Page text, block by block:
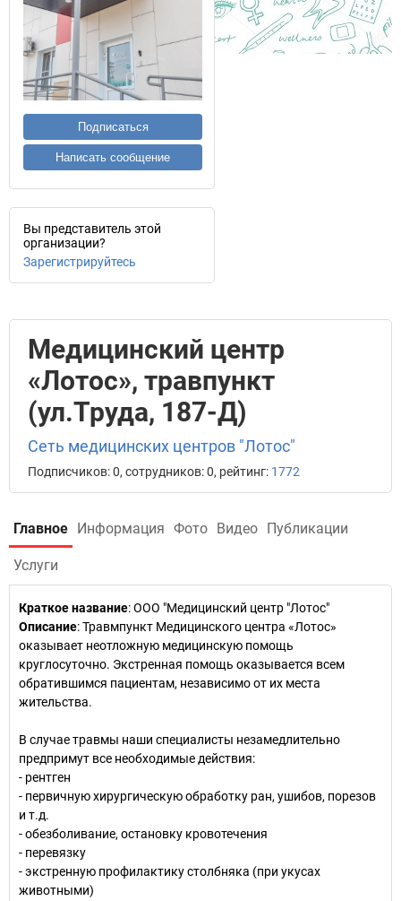
Подписаться
Написать сообщение
Вы представитель этой
организации?
Зарегистрируйтесь
Медицинский центр
«Лотос», травпункт
(ул.Труда, 187-Д)
Сеть медицинских центров "Лотос"
Подписчиков: 0, сотрудников: 0, рейтинг: 1772
Главное Информация Фото Видео Публикации
Услуги
Краткое название:ООО "Медицинский центр "Лотос"
Описание: Травмпункт Медицинского центра «Лотос»
оказывает неотложную медицинскую помощь
круглосуточно. Экстренная помощь оказывается всем
обратившимся пациентам, независимо от их места
жительства.
В случае травмы наши специалисты незамедлительно
предпримут все необходимые действия:
- рентген
- первичную хирургическую обработку ран, ушибов, порезов
и т.д.
- обезболивание, остановку кровотечения
- перевязку
- экстренную профилактику столбняка (при укусах
животными)